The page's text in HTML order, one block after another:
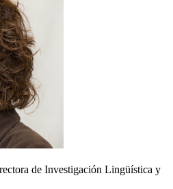
de Investigación Lingüística y